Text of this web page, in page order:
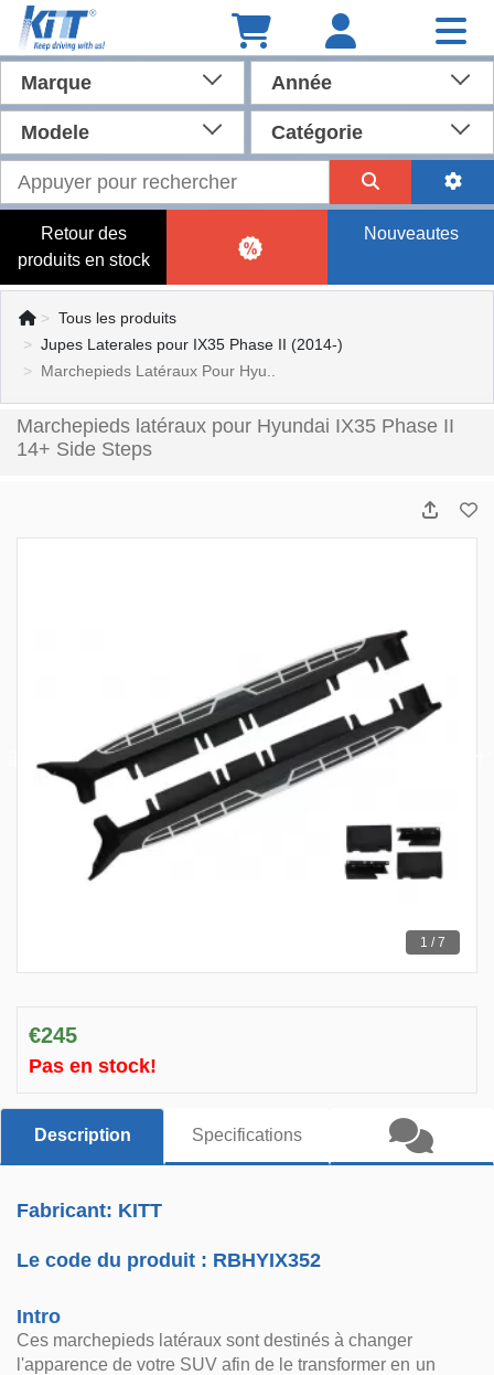
Marque Année
Modele Catégorie
Retour des
produits en stock
Nouveautes
Tous les produits
Jupes Laterales pour IX35 Phase II (2014-)
Marchepieds Latéraux Pour Hyu..
Marchepieds latéraux pour Hyundai IX35 Phase II
14+ Side Steps
1 / 7
€245
Pas en stock!
Description Specifications
Fabricant: KITT
Le code du produit : RBHYIX352
Intro
Ces marchepieds latéraux sont destinés à changer
l'apparence de votre SUV afin de le transformer en un